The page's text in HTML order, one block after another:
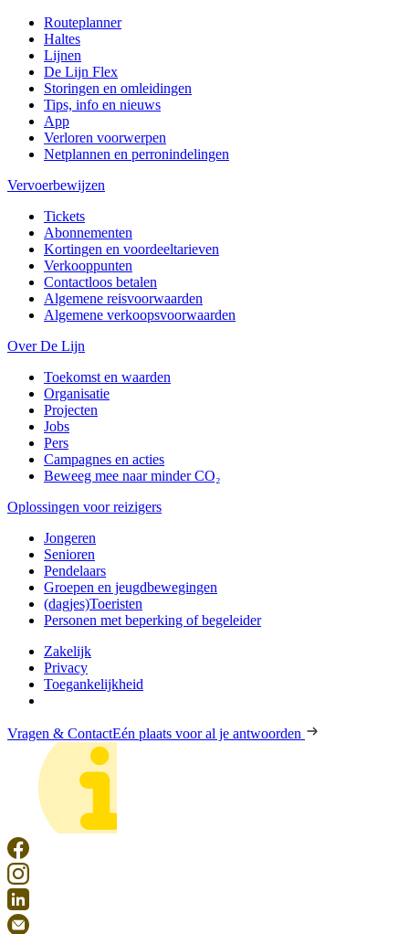
Routeplanner
Haltes
Lijnen
De Lijn Flex
Storingen en omleidingen
Tips, info en nieuws
App
Verloren voorwerpen
Netplannen en perronindelingen
Vervoerbewijzen
Tickets
Abonnementen
Kortingen en voordeeltarieven
Verkooppunten
Contactloos betalen
Algemene reisvoorwaarden
Algemene verkoopsvoorwaarden
Over De Lijn
Toekomst en waarden
Organisatie
Projecten
Jobs
Pers
Campagnes en acties
Beweeg mee naar minder CO₂
Oplossingen voor reizigers
Jongeren
Senioren
Pendelaars
Groepen en jeugdbewegingen
(dagjes)Toeristen
Personen met beperking of begeleider
Zakelijk
Privacy
Toegankelijkheid
Vragen & ContactEén plaats voor al je antwoorden